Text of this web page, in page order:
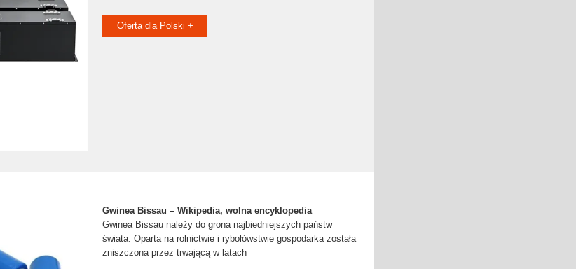
Oferta dla Polski +
Gwinea Bissau – Wikipedia, wolna encyklopedia
Gwinea Bissau należy do grona najbiedniejszych państw
świata. Oparta na rolnictwie i rybołówstwie gospodarka została
zniszczona przez trwającą w latach